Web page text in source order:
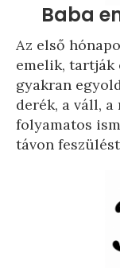
Baba
Az első
emelik, tartják
gyakran
derék, a váll, a
folyamatos
távon